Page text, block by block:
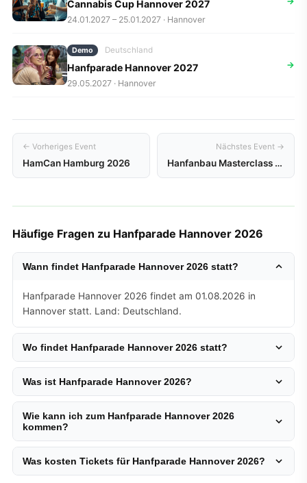
Cannabis Cup Hannover 2027
24.01.2027 – 25.01.2027 · Hannover
Demo Deutschland
Hanfparade Hannover 2027
29.05.2027 · Hannover
→
← Vorheriges Event
HamCan Hamburg 2026
Nächstes Event →
Hanfanbau Masterclass Online 2026
Häufige Fragen zu Hanfparade Hannover 2026
Wann findet Hanfparade Hannover 2026 statt?
Hanfparade Hannover 2026 findet am 01.08.2026 in
Hannover statt. Land: Deutschland.
Wo findet Hanfparade Hannover 2026 statt?
Was ist Hanfparade Hannover 2026?
Wie kann ich zum Hanfparade Hannover 2026
kommen?
Was kosten Tickets für Hanfparade Hannover 2026?